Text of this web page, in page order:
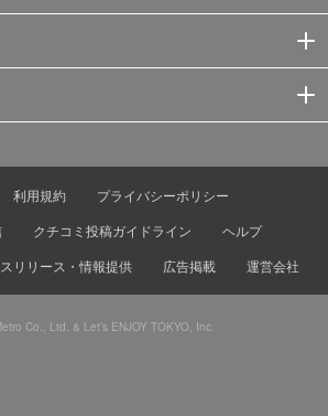
利用規約
プライバシーポリシー
クチコミ投稿ガイドライン
ヘルプ
リリース・情報提供 広告掲載 運営会社
Co., Ltd. & Let’s ENJOY TOKYO, Inc.